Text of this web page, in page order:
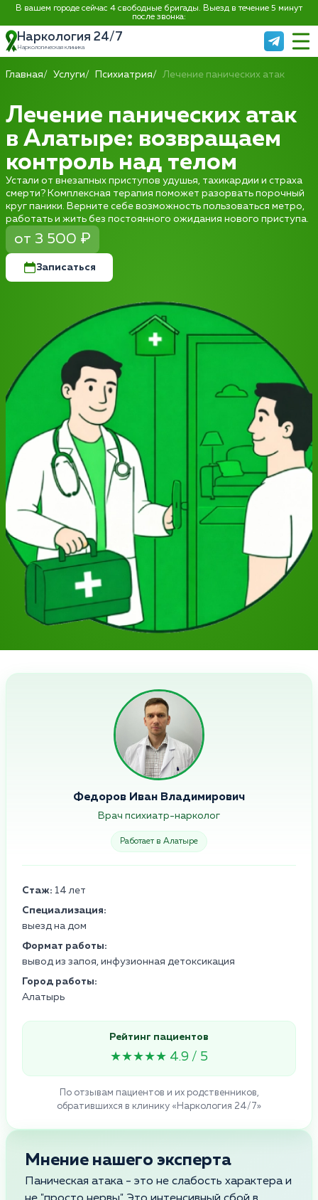
В вашем городе сейчас 4 свободные бригады. Выезд в течение 5 минут
после звонка:
Наркология 24/7
Наркологическая клиника
Главная Услуги Психиатрия Лечение панических атак
Лечение панических атак
в Алатыре: возвращаем
контроль над телом
Устали от внезапных приступов удушья, тахикардии и страха
смерти? Комплексная терапия поможет разорвать порочный
круг паники. Верните себе возможность пользоваться метро,
работать и жить без постоянного ожидания нового приступа.
от 3 500 ₽
Записаться
Федоров Иван Владимирович
Врач психиатр-нарколог
Работает в Алатыре
Стаж: 14 лет
Специализация:
выезд на дом
Формат работы:
вывод из запоя, инфузионная детоксикация
Город работы:
Алатырь
Рейтинг пациентов
★★★★★ 4.9 / 5
По отзывам пациентов и их родственников,
обратившихся в клинику «Наркология 24/7»
Мнение нашего эксперта
Паническая атака - это не слабость характера и